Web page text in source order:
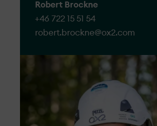
propune să ia in considerare și să
soluționeze reclamațiile cu
nemulțumirii făcute către sau
legate de dezvoltarea proiectului,
construcția, operarea, sau a unui
al personalului.
Oricine are dreptul de a depune o
Robert Brockne
+46 722 15 51 54
robert.brockne@​ox2.com